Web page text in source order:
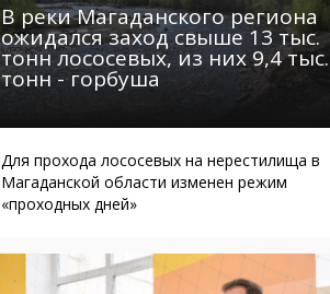
В реки Магаданского региона
ожидался заход свыше 13 тыс.
тонн лососевых, из них 9,4 тыс.
тонн - горбуша
Для прохода лососевых на нерестилища в
Магаданской области изменен режим
«проходных дней»